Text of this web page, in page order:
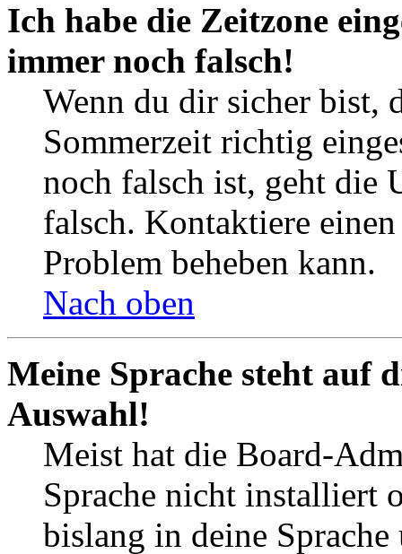
Ich habe die Zeitzone
immer noch falsch!
Wenn du dir sicher bist,
Sommerzeit richtig
noch falsch ist, geht die
falsch. Kontaktiere
Problem beheben kann.
Nach oben
Meine Sprache steht auf
Auswahl!
Meist hat die Board-
Sprache nicht installiert
bislang in deine